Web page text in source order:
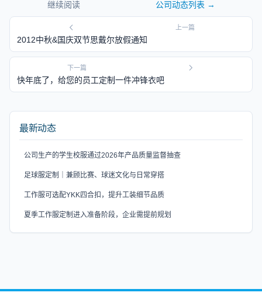
继续阅读 公司动态列表 →
上一篇
2012中秋&国庆双节思戴尔放假通知
下一篇
快年底了，给您的员工定制一件冲锋衣吧
最新动态
公司生产的学生校服通过2026年产品质量监督抽查
足球服定制｜兼顾比赛、球迷文化与日常穿搭
工作服可选配YKK四合扣，提升工装细节品质
夏季工作服定制进入准备阶段，企业需提前规划